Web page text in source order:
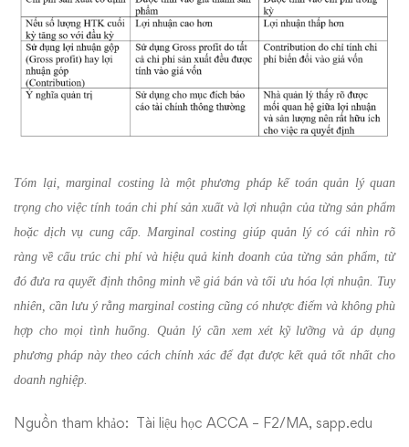
Tóm lại, marginal costing là một phương pháp kế toán quản lý quan
trọng cho việc tính toán chi phí sản xuất và lợi nhuận của từng sản phẩm
hoặc dịch vụ cung cấp. Marginal costing giúp quản lý có cái nhìn rõ
ràng về cấu trúc chi phí và hiệu quả kinh doanh của từng sản phẩm, từ
đó đưa ra quyết định thông minh về giá bán và tối ưu hóa lợi nhuận. Tuy
nhiên, cần lưu ý rằng marginal costing cũng có nhược điểm và không phù
hợp cho mọi tình huống. Quản lý cần xem xét kỹ lưỡng và áp dụng
phương pháp này theo cách chính xác để đạt được kết quả tốt nhất cho
doanh nghiệp.
Nguồn tham khảo: Tài liệu học ACCA – F2/MA, sapp.edu